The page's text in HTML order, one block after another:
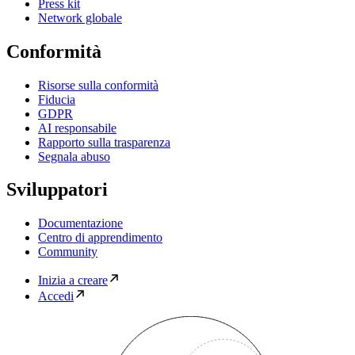
Press kit
Network globale
Conformità
Risorse sulla conformità
Fiducia
GDPR
AI responsabile
Rapporto sulla trasparenza
Segnala abuso
Sviluppatori
Documentazione
Centro di apprendimento
Community
Inizia a creare
Accedi